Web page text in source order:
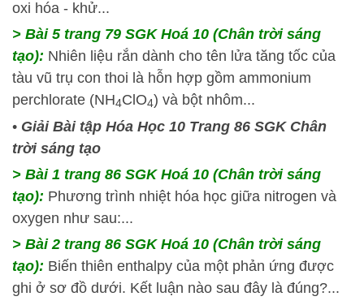
oxi hóa - khử...
> Bài 5 trang 79 SGK Hoá 10 (Chân trời sáng
tạo): Nhiên liệu rắn dành cho tên lửa tăng tốc của
tàu vũ trụ con thoi là hỗn hợp gồm ammonium
perchlorate (NH4ClO4) và bột nhôm...
• Giải Bài tập Hóa Học 10 Trang 86 SGK Chân
trời sáng tạo
> Bài 1 trang 86 SGK Hoá 10 (Chân trời sáng
tạo): Phương trình nhiệt hóa học giữa nitrogen và
oxygen như sau:...
> Bài 2 trang 86 SGK Hoá 10 (Chân trời sáng
tạo): Biến thiên enthalpy của một phản ứng được
ghi ở sơ đồ dưới. Kết luận nào sau đây là đúng?...